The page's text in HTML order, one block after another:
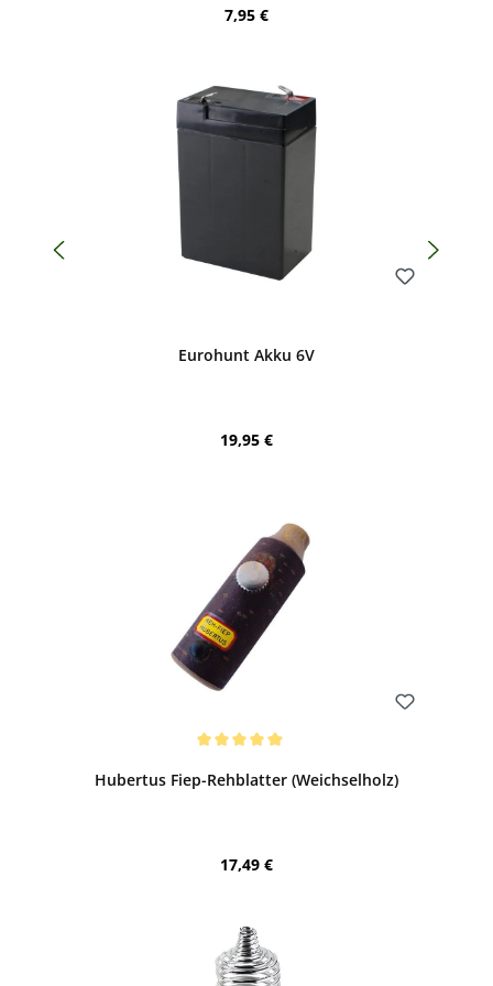
Regulärer Preis:
7,95 €
Eurohunt Akku 6V
Regulärer Preis:
19,95 €
Hubertus Fiep-Rehblatter (Weichselholz)
Regulärer Preis:
17,49 €